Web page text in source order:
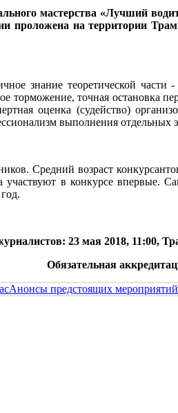
мастерства «Лучший
проложена на территории
знание теоретической
торможение, точная остановка
оценка (судейство)
выполнения отдельных
Средний возраст
участвуют в конкурсе
23 мая 2018, 11:00,
Обязательная
Анонсы предстоящих мероприятий